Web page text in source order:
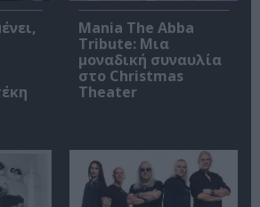
Mania The Abba
Tribute: Μια
μοναδική συναυλία
στο Christmas
Theater